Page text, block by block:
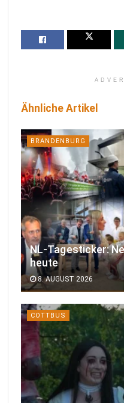
Ähnliche Artikel
BRANDENBURG
NL-Tagesticker:
heute
8. AUGUST 2026
COTTBUS